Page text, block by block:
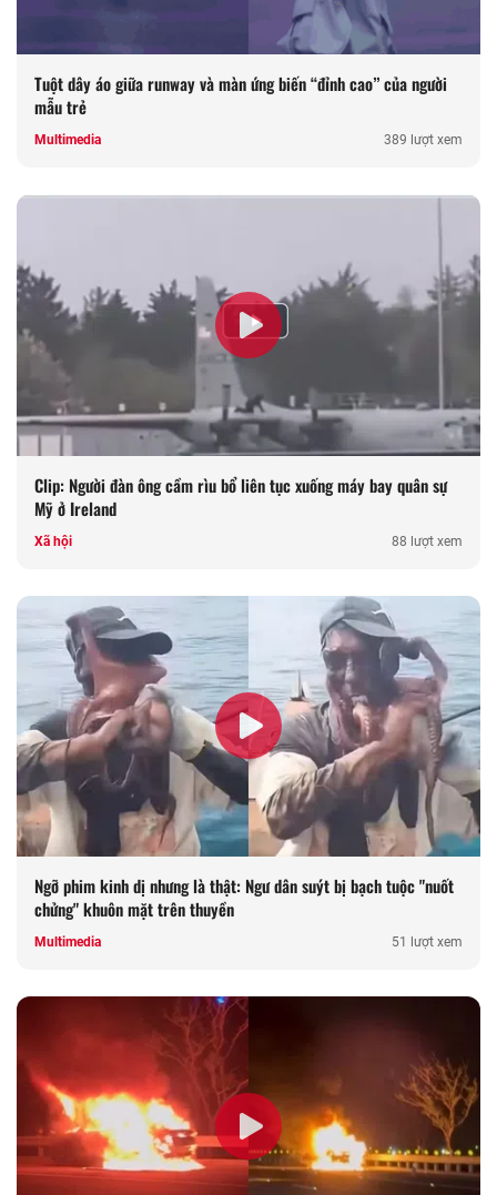
Tuột dây áo giữa runway và màn ứng biến “đỉnh cao” của người
mẫu trẻ
Multimedia 389 lượt xem
Clip: Người đàn ông cầm rìu bổ liên tục xuống máy bay quân sự
Mỹ ở Ireland
Xã hội 88 lượt xem
Ngỡ phim kinh dị nhưng là thật: Ngư dân suýt bị bạch tuộc "nuốt
chửng" khuôn mặt trên thuyền
Multimedia 51 lượt xem